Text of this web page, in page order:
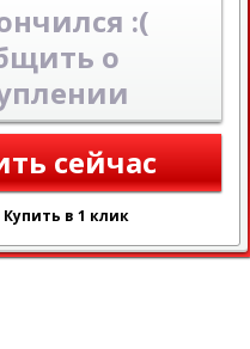
:(
о
сейчас
Купить в 1 клик